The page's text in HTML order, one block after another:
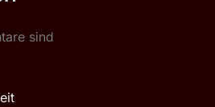
sind